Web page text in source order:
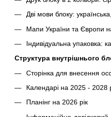
Дві мови блоку:
Мапи України та Європи
Індивідуальна упаковка:
Структура внутрішнього
Сторінка для внесення
Календарі на 2025 - 2028
Планінг на 2026 рік